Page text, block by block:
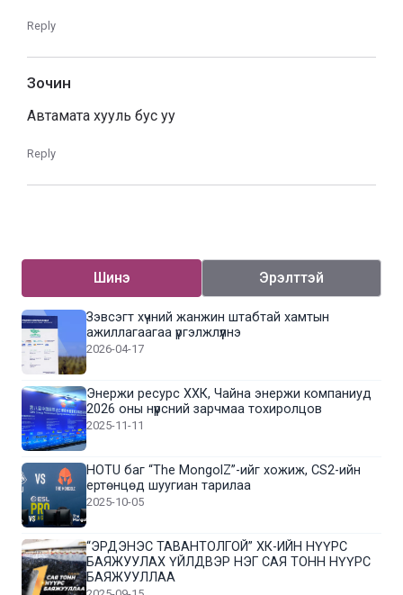
Reply
Зочин
Автамата хууль бус уу
Reply
Шинэ Эрэлттэй
Зэвсэгт хүчний жанжин штабтай хамтын
ажиллагаагаа үргэлжлүүлнэ
2026-04-17
Энержи ресурс ХХК, Чайна энержи компаниуд
2026 оны нүүрсний зарчмаа тохиролцов
2025-11-11
HOTU баг “The MongolZ”-ийг хожиж, CS2-ийн
ертөнцөд шуугиан тарилаа
2025-10-05
“ЭРДЭНЭС ТАВАНТОЛГОЙ” ХК-ИЙН НҮҮРС
БАЯЖУУЛАХ ҮЙЛДВЭР НЭГ САЯ ТОНН НҮҮРС
БАЯЖУУЛЛАА